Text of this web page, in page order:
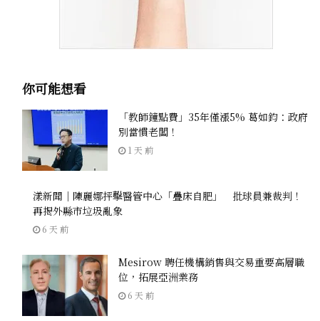
你可能想看
「教師鐘點費」35年僅漲5% 葛如鈞：政府
別當慣老闆！
1 天 前
漾新聞｜陳麗娜抨擊醫管中心「疊床自肥」 批球員兼裁判！
再揭外縣市垃圾亂象
6 天 前
Mesirow 聘任機構銷售與交易重要高層職
位，拓展亞洲業務
6 天 前